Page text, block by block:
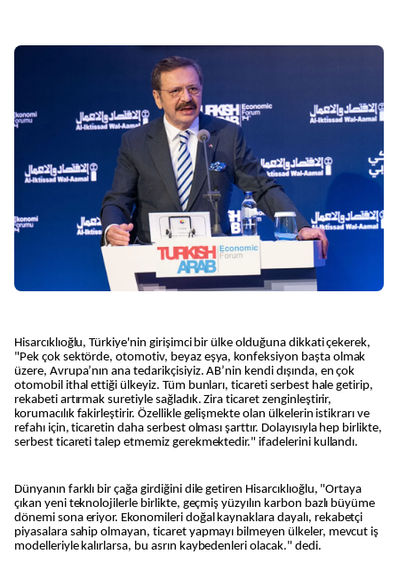
Hisarcıklıoğlu, Türkiye'nin girişimci bir ülke olduğuna dikkati çekerek,
"Pek çok sektörde, otomotiv, beyaz eşya, konfeksiyon başta olmak
üzere, Avrupa’nın ana tedarikçisiyiz. AB’nin kendi dışında, en çok
otomobil ithal ettiği ülkeyiz. Tüm bunları, ticareti serbest hale getirip,
rekabeti artırmak suretiyle sağladık. Zira ticaret zenginleştirir,
korumacılık fakirleştirir. Özellikle gelişmekte olan ülkelerin istikrarı ve
refahı için, ticaretin daha serbest olması şarttır. Dolayısıyla hep birlikte,
serbest ticareti talep etmemiz gerekmektedir." ifadelerini kullandı.
Dünyanın farklı bir çağa girdiğini dile getiren Hisarcıklıoğlu, "Ortaya
çıkan yeni teknolojilerle birlikte, geçmiş yüzyılın karbon bazlı büyüme
dönemi sona eriyor. Ekonomileri doğal kaynaklara dayalı, rekabetçi
piyasalara sahip olmayan, ticaret yapmayı bilmeyen ülkeler, mevcut iş
modelleriyle kalırlarsa, bu asrın kaybedenleri olacak." dedi.